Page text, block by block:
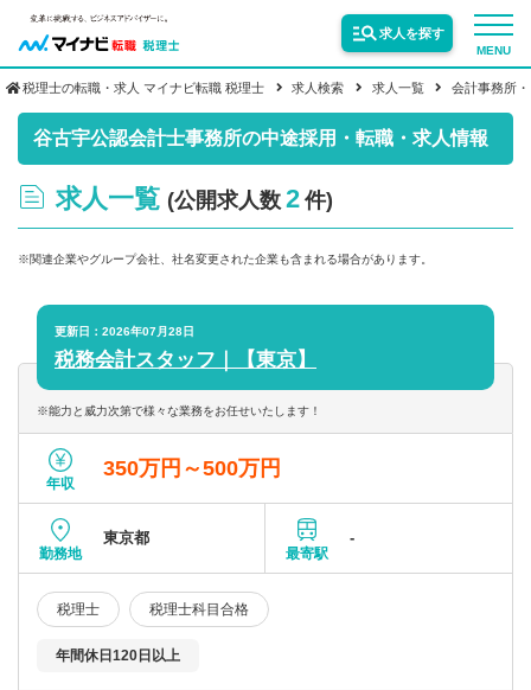
MENU
求人を探す
サービス紹介
転職お役立ち情報
求人情報
税理士の転職・求人 マイナビ転職 税理士 求人検索 求人一覧 会計事務所
谷古宇公認会計士事務所の中途採用・転職・求人情報
求人一覧 (公開求人数 2 件)
※関連企業やグループ会社、社名変更された企業も含まれる場合があります。
更新日：2026年07月28日
税務会計スタッフ｜【東京】
※能力と威力次第で様々な業務をお任せいたします！
年収
350万円～500万円
勤務地
東京都
最寄駅
-
税理士 税理士科目合格
年間休日120日以上